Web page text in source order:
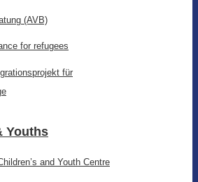
(AVB)
for refugees
für
Youths
and Youth Centre